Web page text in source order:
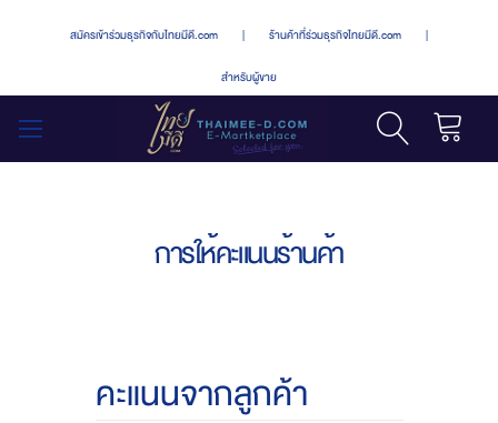
สมัครเข้าร่วมธุรกิจกับไทยมีดี.com | ร้านค้าที่ร่วมธุรกิจไทยมีดี.com |
สำหรับผู้ขาย
การให้คะแนนร้านค้า
คะแนนจากลูกค้า